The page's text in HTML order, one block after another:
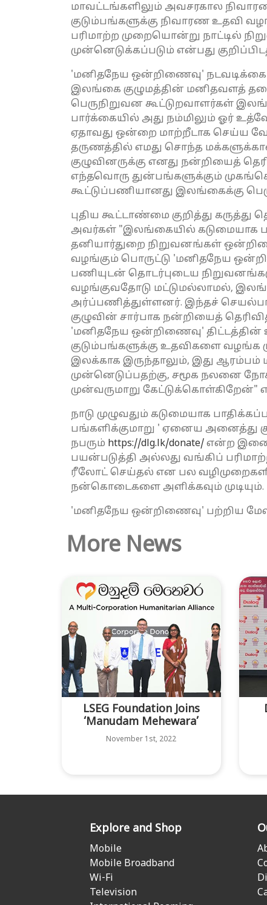
மாவட்டங்களிலும் அவசரகால
குடும்பங்களுக்கு நிவாரண உதவி
பரிமாற்ற முறையொன்று நாட்டில்
முன்னெடுக்கப்படும் என்பது
'மனிதநேய ஒன்றிணைவு'
இலங்கை குழுமத்தின் மனிதவளத்
பெருநிறுவன கூட்டுறவாளர்கள்
பார்க்கையில் அது நம்மிலும் ஓர்
ஏதாவது ஒன்றை மாற்றீடாக செய்ய
தருணத்தில் எமது சொந்த
குழுவினருக்கு எனது நன்றியைத்
எந்தவொரு துன்பங்களுக்கும்
கூட்டுப்பணியானது இலங்கைக்கு
புதிய கூட்டாண்மை குறித்து
அவர்கள் "இலங்கையில் கடுமையாக
தனியார்துறை நிறுவனங்கள்
வழங்கும் பொருட்டு 'மனிதநேய
பணியுடன் தொடர்புடைய
வழங்குவதோடு மட்டுமல்லாமல்,
அர்ப்பணித்துள்ளனர். இந்தச்
குழுவின் சார்பாக நன்றியைத்
'மனிதநேய ஒன்றிணைவு' திட்டத்தின்
குடும்பங்களுக்கு உதவிகளை வழங்க
இலக்காக இருந்தாலும், இது ஆரம்பம்
முன்னெடுப்பதற்கு, சமூக நலனை
முன்வருமாறு கேட்டுக்கொள்கிறேன்"
நாடு முழுவதும் கடுமையாக
பங்களிக்குமாறு ' ஏனைய அனைத்து
நபரும் https://dlg.lk/donate/ என்ற
பயன்படுத்தி அல்லது வங்கிப்
ரீலோட் செய்தல் என பல
நன்கொடைகளை அளிக்கவும் முடியும்.
'மனிதநேய ஒன்றிணைவு' பற்றிய
More News
LSEG Foundation Joins
‘Manudam Mehewara’
November 1st, 2022
Explore and Shop
Mobile
Mobile Broadband
Wi-Fi
Television